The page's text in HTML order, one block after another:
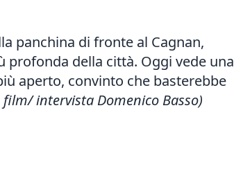
panchina di fronte al Cagnan,
profonda della città. Oggi vede una
aperto, convinto che basterebbe
film/ intervista Domenico Basso)